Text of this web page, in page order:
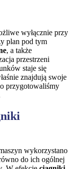
wyłącznie przy
plan pod tym
, a także
przestrzeni
staje się
znajdują swoje
przygotowaliśmy
wykorzystano
do ich ogólnej